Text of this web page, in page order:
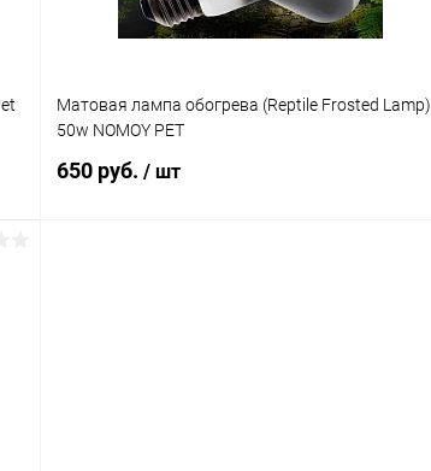
Матовая лампа обогрева (Reptile Frosted Lamp)
50w NOMOY PET
650 руб. / шт